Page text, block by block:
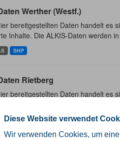
Diese Website verwendet
Wir verwenden Cookies, um
Werther (Westf.)
bereitgestellten Daten handelt es
Inhalte. Die ALKIS-Daten werden
SHP
Rietberg
bereitgestellten Daten handelt es
Inhalte. Die ALKIS-Daten werden in
SHP